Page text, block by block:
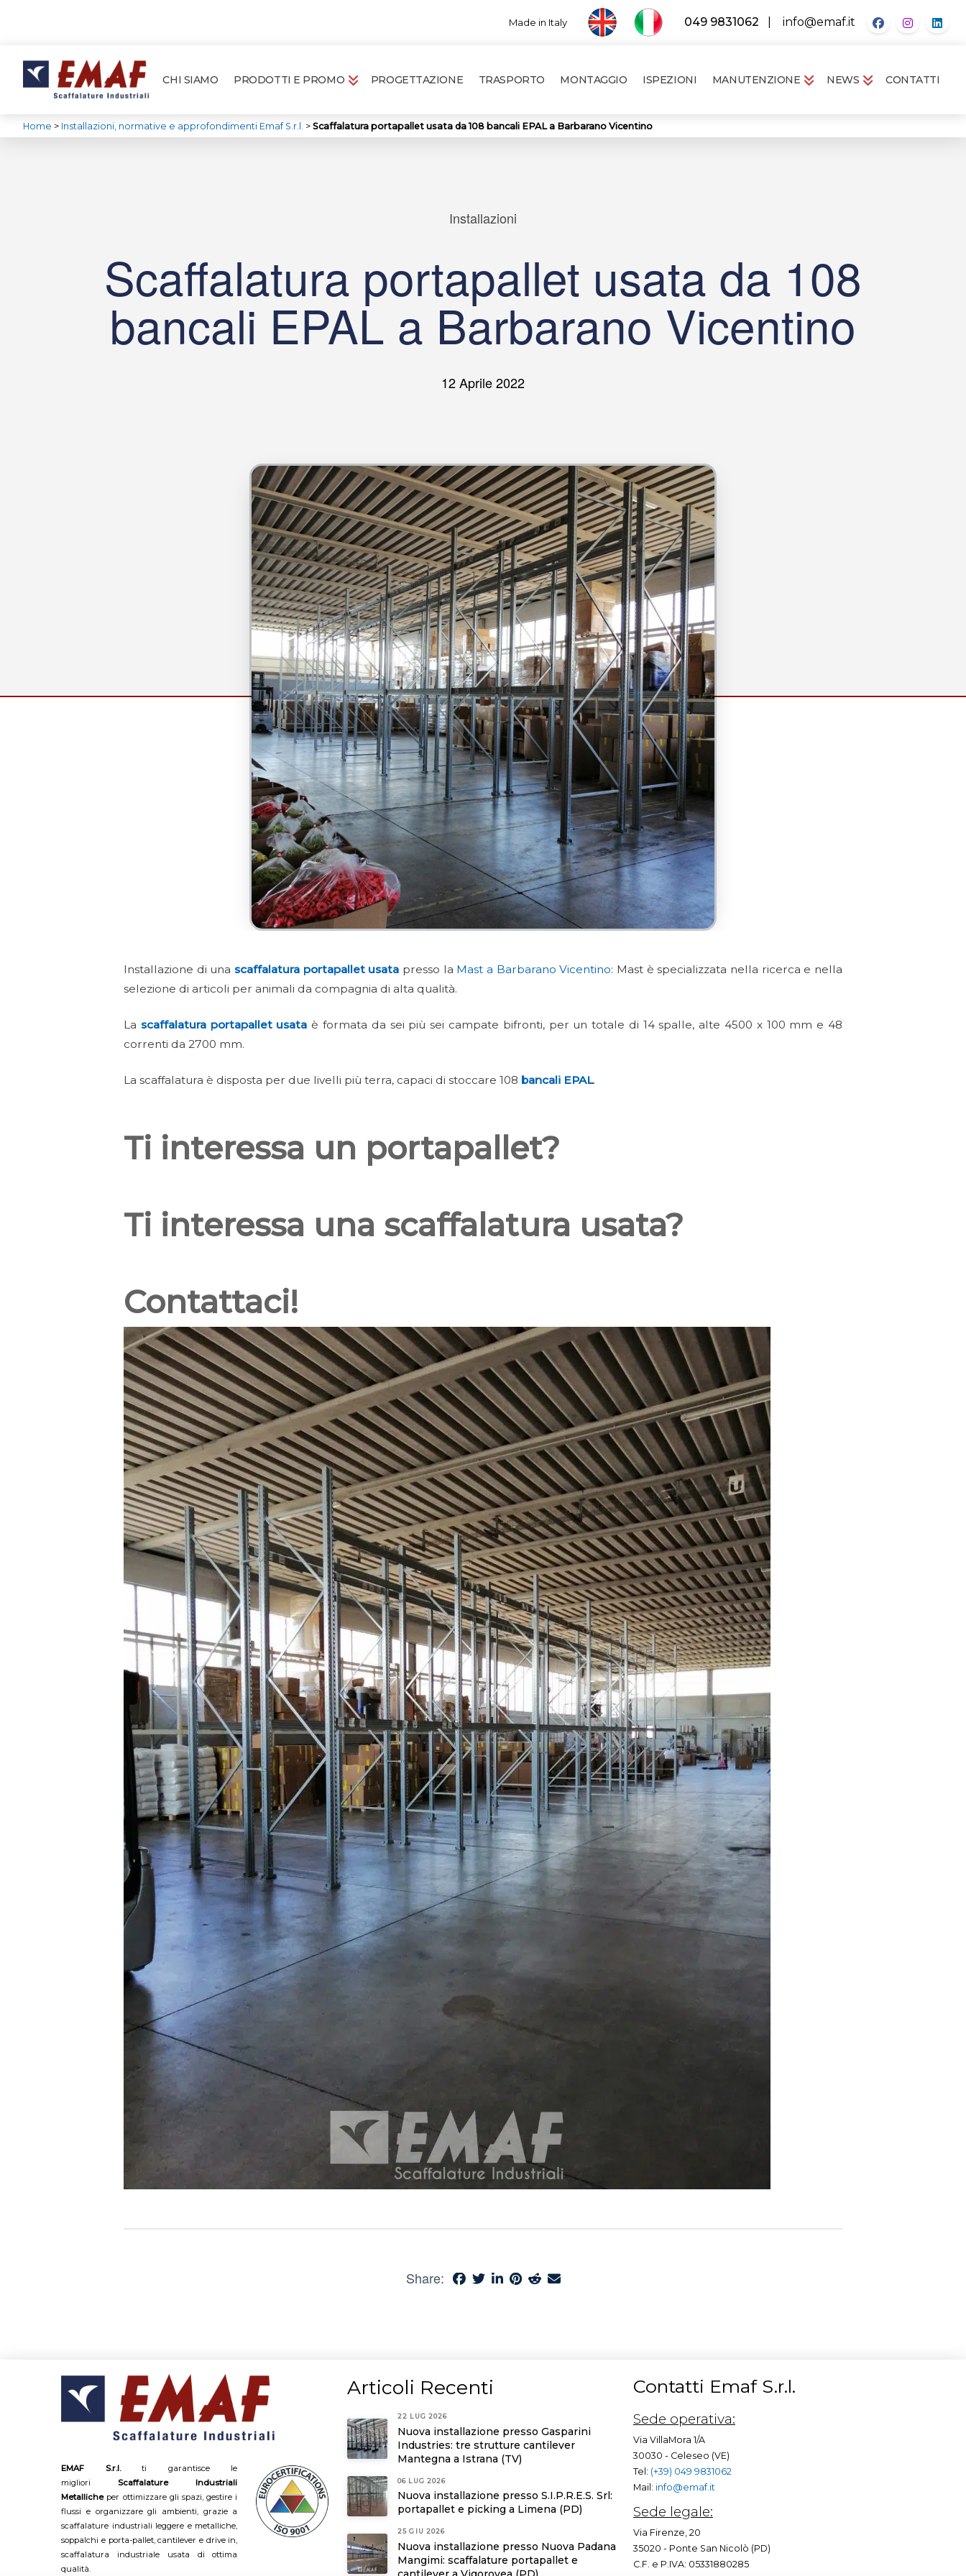
Made in Italy 049 9831062 info@emaf.it
CHI SIAMO PRODOTTI E PROMO PROGETTAZIONE TRASPORTO MONTAGGIO ISPEZIONI MANUTENZIONE NEWS CONTATTI
Home > Installazioni, normative e approfondimenti Emaf S.r.l. > Scaffalatura portapallet usata da 108 bancali EPAL a Barbarano Vicentino
Installazioni
Scaffalatura portapallet usata da 108
bancali EPAL a Barbarano Vicentino
12 Aprile 2022
Installazione di una scaffalatura portapallet usata presso la Mast a Barbarano Vicentino: Mast è specializzata nella ricerca e nella
selezione di articoli per animali da compagnia di alta qualità.
La scaffalatura portapallet usata è formata da sei più sei campate bifronti, per un totale di 14 spalle, alte 4500 x 100 mm e 48
correnti da 2700 mm.
La scaffalatura è disposta per due livelli più terra, capaci di stoccare 108 bancali EPAL.
Ti interessa un portapallet?
Ti interessa una scaffalatura usata?
Contattaci!
Share:
EMAF S.r.l.ti garantisce le
miglioriScaffalature Industriali
Metallicheper ottimizzare gli spazi, gestire i
flussi e organizzare gli ambienti, grazie a
scaffalature industriali leggere e metalliche,
soppalchi e porta-pallet, cantilever e drive in,
scaffalatura industriale usata di ottima
qualità.
Articoli Recenti
22 LUG 2026
Nuova installazione presso Gasparini
Industries: tre strutture cantilever
Mantegna a Istrana (TV)
06 LUG 2026
Nuova installazione presso S.I.P.R.E.S. Srl:
portapallet e picking a Limena (PD)
25 GIU 2026
Nuova installazione presso Nuova Padana
Mangimi: scaffalature portapallet e
Contatti Emaf S.r.l.
Sede operativa:
Via VillaMora 1/A
30030 - Celeseo (VE)
Tel: (+39) 049 9831062
Mail: info@emaf.it
Sede legale:
Via Firenze, 20
35020 - Ponte San Nicolò (PD)
C.F. e P.IVA: 05331880285